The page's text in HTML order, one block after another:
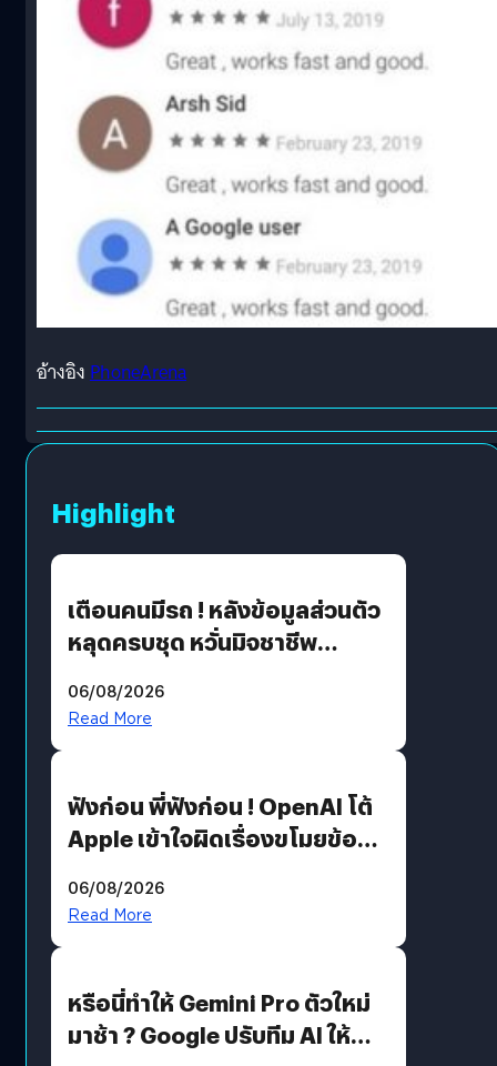
อ้างอิงPhoneArena
Highlight
เตือนคนมีรถ ! หลังข้อมูลส่วนตัว
หลุดครบชุด หวั่นมิจชาชีพ
รหัสผ่านหลุด ไม่ใช่แฮ็กเกอร์
06/08/2026
Read More
ฟังก่อน พี่ฟังก่อน ! OpenAI โต้
Apple เข้าใจผิดเรื่องขโมยข้อมูล
06/08/2026
Read More
หรือนี่ทำให้ Gemini Pro ตัวใหม่
มาช้า ? Google ปรับทีม AI ให้